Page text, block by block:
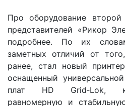
Про оборудование
представителей «Рикор
подробнее. По их
заметных отличий от
ранее, стал новый
оснащенный
плат HD Grid‑Lok,
равномерную и